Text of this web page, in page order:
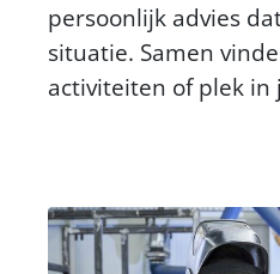
persoonlijk advies
situatie. Samen
activiteiten of plek